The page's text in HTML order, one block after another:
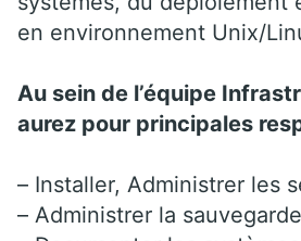
en environnement Unix/
Au sein de l’équipe
aurez pour principales
– Installer, Administrer les
– Administrer la